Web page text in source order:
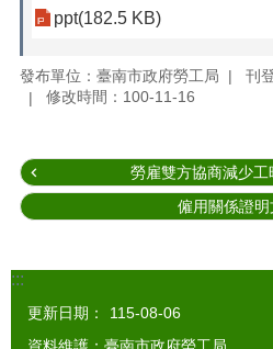
ppt(182.5 KB)
發布單位：臺南市政府勞工局
刊
修改時間：100-11-16
勞雇雙方協商減少
僱用關係證明
:::
更新日期：
115-08-06